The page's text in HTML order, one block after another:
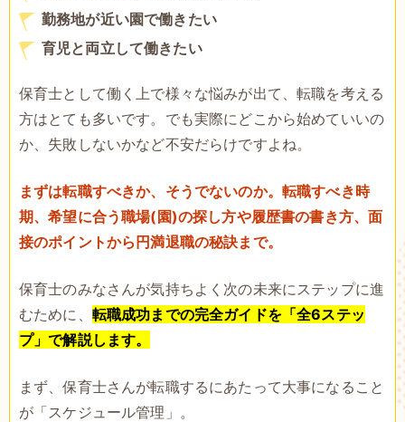
勤務地が近い園で働きたい
育児と両立して働きたい
保育士として働く上で様々な悩みが出て、転職を考える
方はとても多いです。でも実際にどこから始めていいの
か、失敗しないかなど不安だらけですよね。
まずは転職すべきか、そうでないのか。転職すべき時
期、希望に合う職場(園)の探し方や履歴書の書き方、面
接のポイントから円満退職の秘訣まで。
保育士のみなさんが気持ちよく次の未来にステップに進
むために、 転職成功までの完全ガイドを「全6ステッ
プ」で解説します。
まず、保育士さんが転職するにあたって大事になること
が「スケジュール管理」。